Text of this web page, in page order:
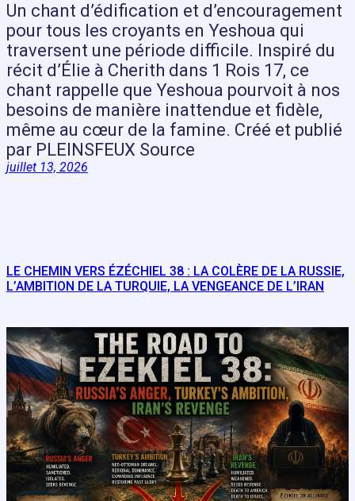
Un chant d’édification et d’encouragement
pour tous les croyants en Yeshoua qui
traversent une période difficile. Inspiré du
récit d’Élie à Cherith dans 1 Rois 17, ce
chant rappelle que Yeshoua pourvoit à nos
besoins de manière inattendue et fidèle,
même au cœur de la famine. Créé et publié
par PLEINSFEUX Source
juillet 13, 2026
LE CHEMIN VERS ÉZÉCHIEL 38 : LA COLÈRE DE LA RUSSIE,
L’AMBITION DE LA TURQUIE, LA VENGEANCE DE L’IRAN